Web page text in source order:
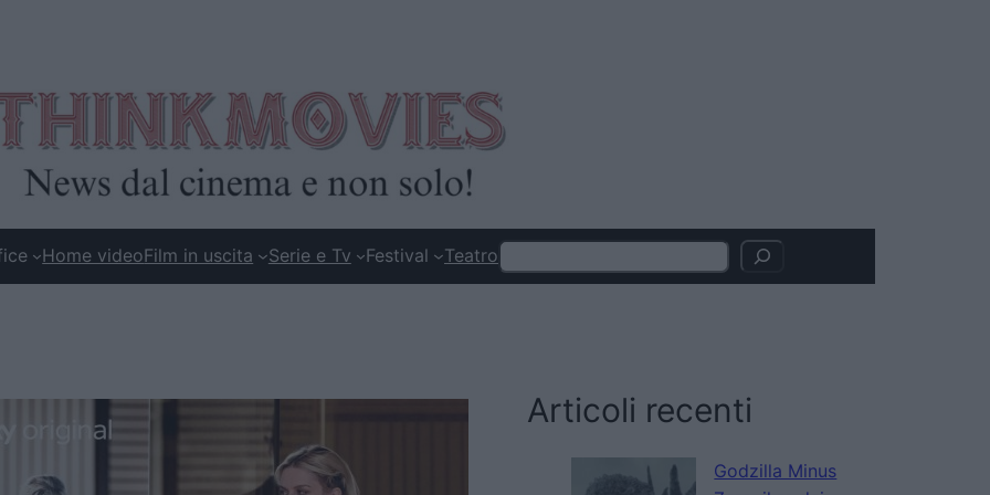
Home videoFilm in uscita Serie e Tv Festival TeatroSearch
Articoli recenti
Godzilla Minus